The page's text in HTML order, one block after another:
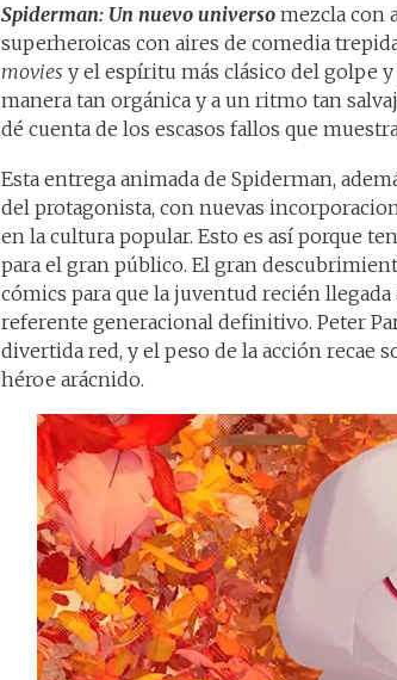
Spiderman: Un nuevo universo mezcla con
superheroicas con aires de comedia
movies y el espíritu más clásico del golpe y
manera tan orgánica y a un ritmo tan
dé cuenta de los escasos fallos que
Esta entrega animada de Spiderman,
del protagonista, con nuevas
en la cultura popular. Esto es así porque
para el gran público. El gran
cómics para que la juventud recién
referente generacional definitivo. Peter
divertida red, y el peso de la acción recae
héroe arácnido.